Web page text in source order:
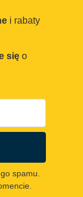
i rabaty
się o
spamu.